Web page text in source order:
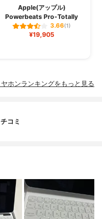
Apple(アップル)
Powerbeats Pro-Totally
3.66(1)
¥19,905
ホンランキングをもっと見る
コミ